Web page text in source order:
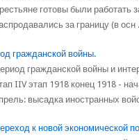
готовы были
за границу (в осн
гражданской войны.
гражданской войны и
IIV этап 1918 конец 1918 -
высадка иностранных
к новой экономической